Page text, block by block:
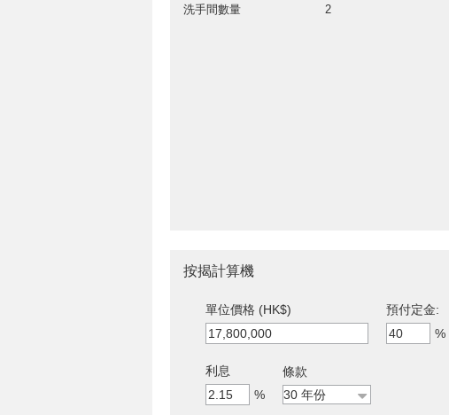
洗手間數量
2
按揭計算機
單位價格 (HK$)
預付定金:
%
利息
%
條款